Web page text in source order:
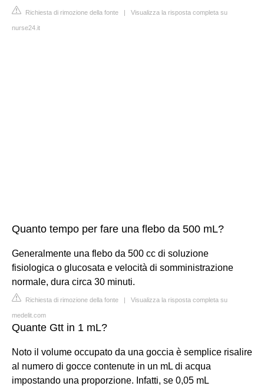
Richiesta di rimozione della fonte | Visualizza la risposta completa su
nurse24.it
Quanto tempo per fare una flebo da 500 mL?
Generalmente una flebo da 500 cc di soluzione
fisiologica o glucosata e velocità di somministrazione
normale, dura circa 30 minuti.
Richiesta di rimozione della fonte | Visualizza la risposta completa su
medelit.com
Quante Gtt in 1 mL?
Noto il volume occupato da una goccia è semplice risalire
al numero di gocce contenute in un mL di acqua
impostando una proporzione. Infatti, se 0,05 mL